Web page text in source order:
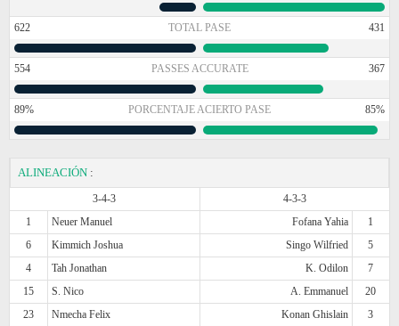
622 TOTAL PASE 431
554 PASSES ACCURATE 367
89% PORCENTAJE ACIERTO PASE 85%
ALINEACIÓN :
3-4-3
4-3-3
1
Neuer Manuel Fofana Yahia
1
6
Kimmich Joshua Singo Wilfried
5
4
Tah Jonathan K. Odilon
7
15
S. Nico A. Emmanuel
20
23
Nmecha Felix Konan Ghislain
3